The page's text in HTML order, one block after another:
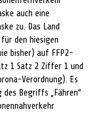
auch eine
zu. Das Land
den hiesigen
bisher) auf FFP2-
1 Satz 2 Ziffer 1 und
Verordnung). Es
Begriffs „Fähren“